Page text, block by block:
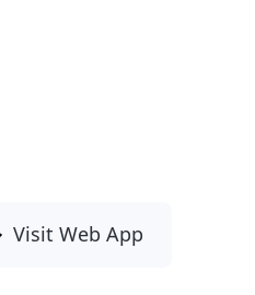
Visit Web App